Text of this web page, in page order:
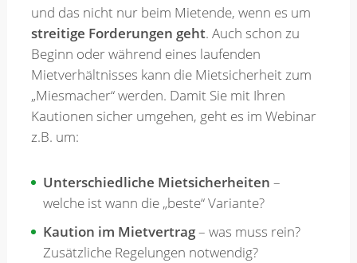
Kontakt
Merkzettel
Newsletter
und das nicht nur beim Mietende, wenn es um
streitige Forderungen geht. Auch schon zu
Beginn oder während eines laufenden
Mietverhältnisses kann die Mietsicherheit zum
„Miesmacher“ werden. Damit Sie mit Ihren
Kautionen sicher umgehen, geht es im Webinar
z.B. um:
Unterschiedliche Mietsicherheiten –
welche ist wann die „beste“ Variante?
Kaution im Mietvertrag– was muss rein?
Zusätzliche Regelungen notwendig?